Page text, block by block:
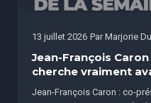
13 juillet 2026 Par Marjorie
Jean-François
cherche vraiment
Jean-François Caron : co-